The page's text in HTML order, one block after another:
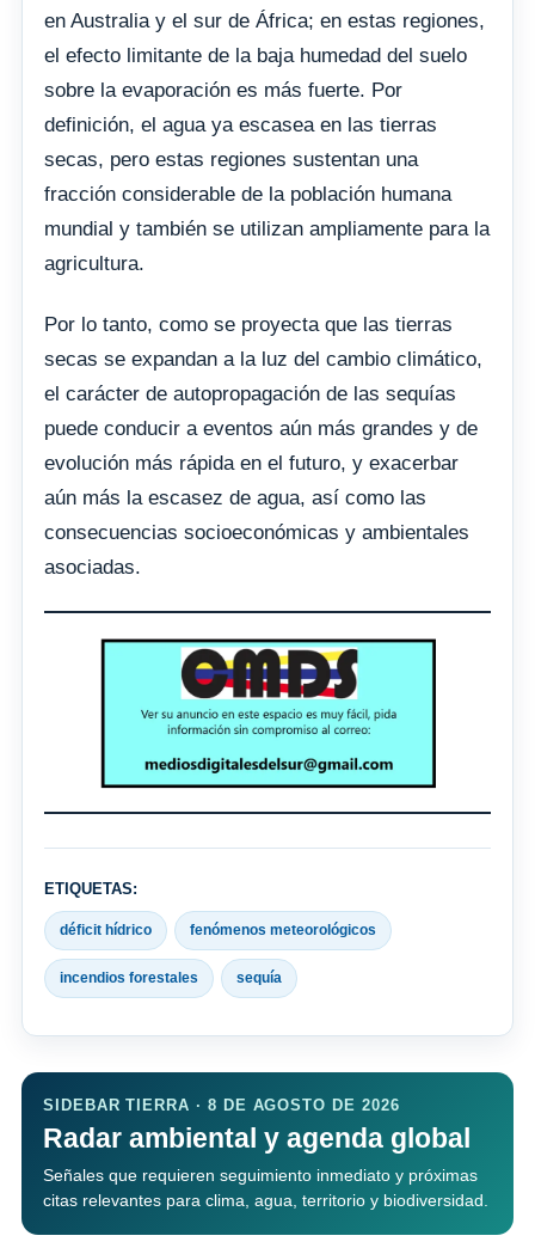
en Australia y el sur de África; en estas regiones,
el efecto limitante de la baja humedad del suelo
sobre la evaporación es más fuerte. Por
definición, el agua ya escasea en las tierras
secas, pero estas regiones sustentan una
fracción considerable de la población humana
mundial y también se utilizan ampliamente para la
agricultura.
Por lo tanto, como se proyecta que las tierras
secas se expandan a la luz del cambio climático,
el carácter de autopropagación de las sequías
puede conducir a eventos aún más grandes y de
evolución más rápida en el futuro, y exacerbar
aún más la escasez de agua, así como las
consecuencias socioeconómicas y ambientales
asociadas.
ETIQUETAS:
déficit hídrico fenómenos meteorológicos
incendios forestales sequía
SIDEBAR TIERRA · 8 DE AGOSTO DE 2026
Radar ambiental y agenda global
Señales que requieren seguimiento inmediato y próximas
citas relevantes para clima, agua, territorio y biodiversidad.